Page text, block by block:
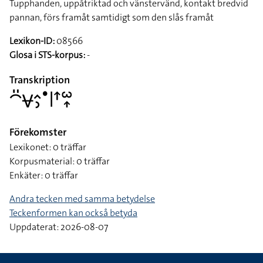
Tupphanden, uppåtriktad och vänstervänd, kontakt bredvid
pannan, förs framåt samtidigt som den slås framåt
Lexikon-ID:08566
Glosa i STS-korpus:-
Transkription
􌤃􌤺􌤮􌤵􌤶􌤟􌥼􌦃􌥱􌥾
Förekomster
Lexikonet: 0 träffar
Korpusmaterial: 0 träffar
Enkäter: 0 träffar
Andra tecken med samma betydelse
Teckenformen kan också betyda
Uppdaterat: 2026-08-07